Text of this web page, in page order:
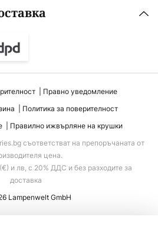
Правно уведомление
Политика за поверителност
Правилно ижвърляне на крушки
съответстват на препоръчаната от
цена.
и лв, с 20% ДДС и без разходите за
доставка
Lampenwelt GmbH